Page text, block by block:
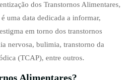
dos Transtornos Alimentares,
uma data dedicada a informar,
em torno dos transtornos
nervosa, bulimia, transtorno da
(TCAP), entre outros.
Alimentares?